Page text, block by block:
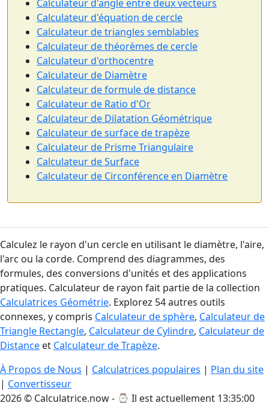
Calculateur d'angle entre deux vecteurs
Calculateur d'équation de cercle
Calculateur de triangles semblables
Calculateur de théorèmes de cercle
Calculateur d'orthocentre
Calculateur de Diamètre
Calculateur de formule de distance
Calculateur de Ratio d'Or
Calculateur de Dilatation Géométrique
Calculateur de surface de trapèze
Calculateur de Prisme Triangulaire
Calculateur de Surface
Calculateur de Circonférence en Diamètre
Calculez le rayon d'un cercle en utilisant le diamètre, l'aire,
l'arc ou la corde. Comprend des diagrammes, des
formules, des conversions d'unités et des applications
pratiques. Calculateur de rayon fait partie de la collection
Calculatrices Géométrie. Explorez 54 autres outils
connexes, y compris Calculateur de sphère, Calculateur de
Triangle Rectangle, Calculateur de Cylindre, Calculateur de
Distance et Calculateur de Trapèze.
À Propos de Nous | Calculatrices populaires | Plan du site
| Convertisseur
2026 © Calculatrice.now - ⌚ Il est actuellement 13:35:01